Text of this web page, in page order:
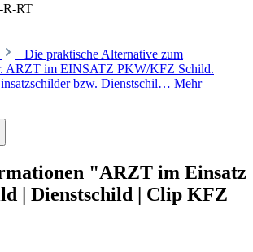
R-RT
Die praktische Alternative zum
ARZT im EINSATZ PKW/KFZ Schild.
bzw. Dienstschil… Mehr
"ARZT im Einsatz
| Dienstschild | Clip KFZ